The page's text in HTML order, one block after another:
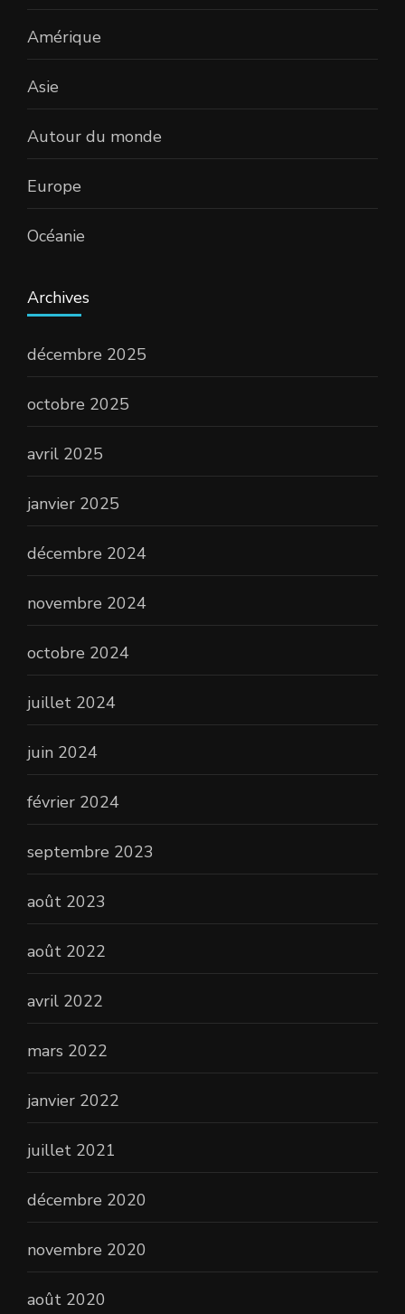
Amérique
Asie
Autour du monde
Europe
Océanie
Archives
décembre 2025
octobre 2025
avril 2025
janvier 2025
décembre 2024
novembre 2024
octobre 2024
juillet 2024
juin 2024
février 2024
septembre 2023
août 2023
août 2022
avril 2022
mars 2022
janvier 2022
juillet 2021
décembre 2020
novembre 2020
août 2020